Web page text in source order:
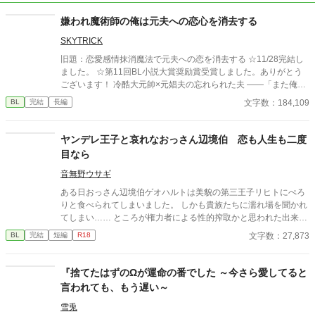
嫌われ魔術師の俺は元夫への恋心を消去する
SKYTRICK
旧題：恋愛感情抹消魔法で元夫への恋を消去する ☆11/28完結し
ました。 ☆第11回BL小説大賞奨励賞受賞しました。ありがとう
ございます！ 冷酷大元帥×元娼夫の忘れられた夫 ——「また俺を
好きになるって言ったのに、嘘つき」 元娼夫で現魔術師であるエ
ディことサラは五年ぶりに祖国・ファルンに帰国した。しかし暫
るロイ・オークランスの使者が元帥命令を掲げてサラの元へやっ
てくる。 ロイ・オークランスの名を知らぬ者は世界でもそうそう
いない。魔族の血を引くロイは人間から畏怖を大いに集めながら
も、大将として国防戦争に打ち勝ち、たった二十九歳で大元帥と
して全軍のトップに立っている。 その元帥命令の内容というの
は、五年前に最愛の妻を亡くしたロイを、魔族への本能的な恐怖
を感じないサラが慰めろというものだった。 ロイは妻であるリ
ネ・オークランスを亡くし、悲しみに苛まれている。あまりの辛
さで『奥様』に関する記憶すら忘却してしまったらしい。半ば強
い」 噂通り冷酷なロイの口からは罵詈雑言が放たれた。ロイは穢
らわしい娼夫を睨みつけ去ってしまう。使者らは最愛の妻を亡く
い。 誰も、サラこそが五年前に亡くなった『奥様』であり、最愛
BL 完結 長編 文字数：184,109
ヤンデレ王子と哀れなおっさん辺境伯 恋も人生も二度
目なら
音無野ウサギ
ある日おっさん辺境伯ゲオハルトは美貌の第三王子リヒトにぺろ
りと食べられてしまいました。 しかも貴族たちに濡れ場を聞かれ
てしまい…… ところが権力者による性的搾取かと思われた出来事
には実はもう少し深いわけが…… だって第三王子には前世の記憶
があったから！ といった感じの話です。おっさんがグチョグチョ
に※をいれています おっさん企画を知ってから自分なりのおっさ
ん受けってどんな形かなって考えていて生まれた話です。 この作
品はムーンライトノベルズでも公開しています。
BL 完結 短編 R18 文字数：27,873
『捨てたはずのΩが運命の番でした ～今さら愛してると
言われても、もう遅い～
雪兎